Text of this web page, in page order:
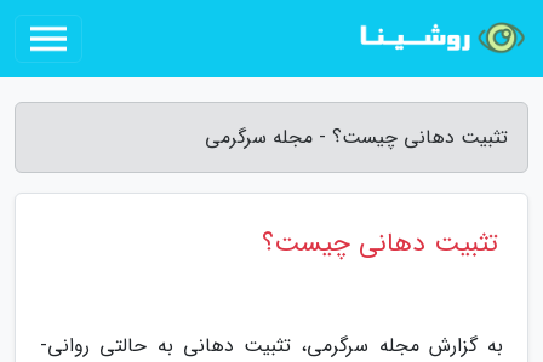
تثبیت دهانی چیست؟ - مجله سرگرمی
تثبیت دهانی چیست؟
به گزارش مجله سرگرمی، تثبیت دهانی به حالتی روانی-